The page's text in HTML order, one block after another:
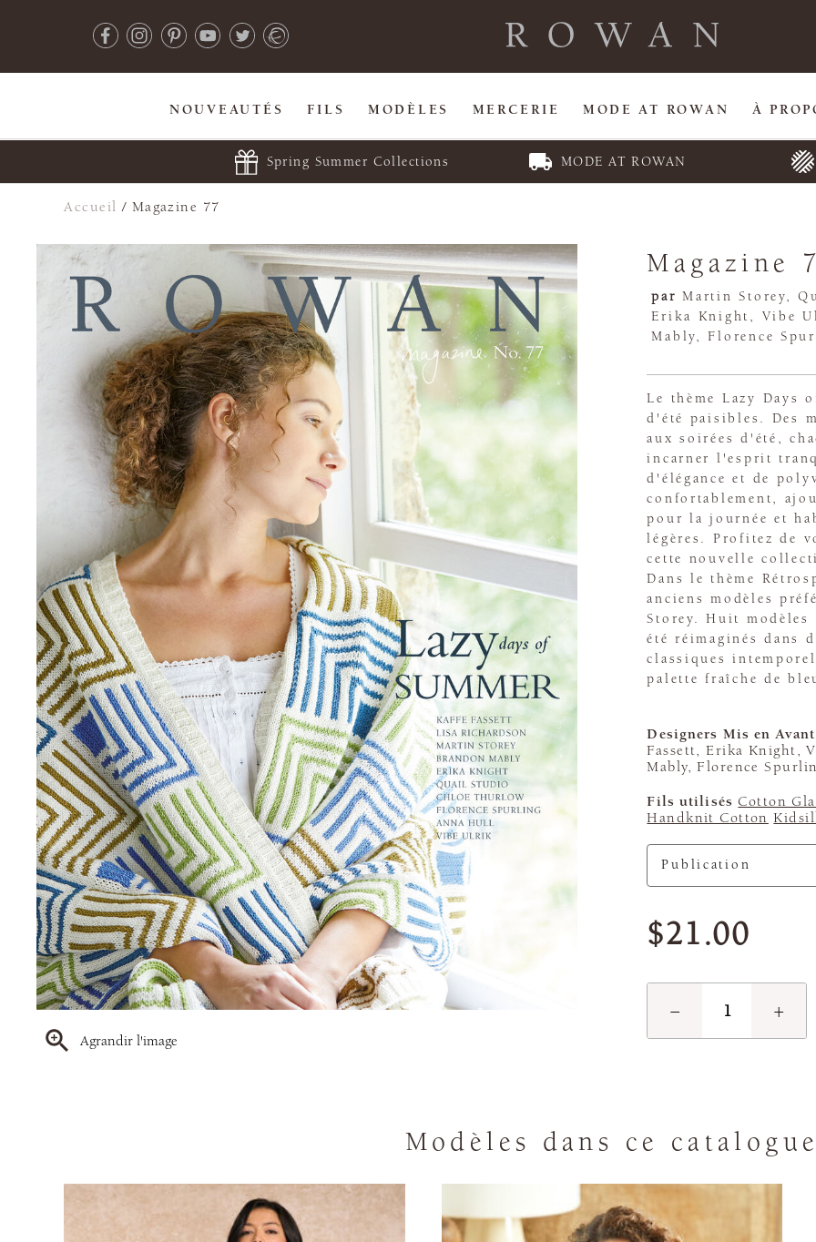
NOUVEAUTÉS FILS MODÈLES MERCERIE MODE AT ROWAN À
Spring Summer Collections MODE AT ROWAN
Accueil / Magazine 77
Agrandir l'image
Magazine
par Martin Storey,
Erika Knight, Vibe
Mably, Florence
Le thème Lazy Days
d'été paisibles. Des
aux soirées d'été,
incarner l'esprit
d'élégance et de
confortablement,
pour la journée et
légères. Profitez de
cette nouvelle
Dans le thème
anciens modèles
Storey. Huit
été réimaginés dans
classiques
palette fraîche de
Designers Mis en Avant
Fassett, Erika Knight,
Mably, Florence
Fils utilisés Cotton
Handknit Cotton
$21.00
− +
Modèles dans ce